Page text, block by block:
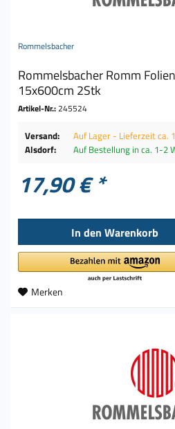
Rommelsbacher
Rommelsbacher Romm
15x600cm 2Stk
Artikel-Nr.:245524
Versand:
Auf Lager - Lieferzeit ca.
Alsdorf:
Auf Bestellung in ca. 1-2
17,90 € *
In den Warenkorb
Merken